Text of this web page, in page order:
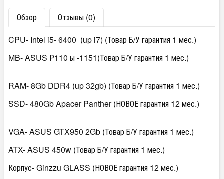
Обзор
Отзывы (0)
CPU- Intel i5- 6400 (up i7) (Товар Б/У гарантия 1 мес.)
MB- ASUS Р110 ы -1151(Товар Б/У гарантия 1 мес.)
RAM- 8Gb DDR4 (up 32gb) (Товар Б/У гарантия 1 мес.)
SSD- 480Gb Apacer Panther (НОВОЕ гарантия 12 мес.)
VGA- ASUS GTX950 2Gb (Товар Б/У гарантия 1 мес.)
ATX- ASUS 450w (Товар Б/У гарантия 1 мес.)
Корпус- Ginzzu GLASS (НОВОЕ гарантия 12 мес.)